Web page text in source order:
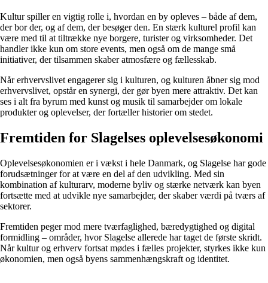
Kultur spiller en vigtig rolle i, hvordan en by opleves – både af dem,
der bor der, og af dem, der besøger den. En stærk kulturel profil kan
være med til at tiltrække nye borgere, turister og virksomheder. Det
handler ikke kun om store events, men også om de mange små
initiativer, der tilsammen skaber atmosfære og fællesskab.
Når erhvervslivet engagerer sig i kulturen, og kulturen åbner sig mod
erhvervslivet, opstår en synergi, der gør byen mere attraktiv. Det kan
ses i alt fra byrum med kunst og musik til samarbejder om lokale
produkter og oplevelser, der fortæller historier om stedet.
Fremtiden for Slagelses oplevelsesøkonomi
Oplevelsesøkonomien er i vækst i hele Danmark, og Slagelse har gode
forudsætninger for at være en del af den udvikling. Med sin
kombination af kulturarv, moderne byliv og stærke netværk kan byen
fortsætte med at udvikle nye samarbejder, der skaber værdi på tværs af
sektorer.
Fremtiden peger mod mere tværfaglighed, bæredygtighed og digital
formidling – områder, hvor Slagelse allerede har taget de første skridt.
Når kultur og erhverv fortsat mødes i fælles projekter, styrkes ikke kun
økonomien, men også byens sammenhængskraft og identitet.